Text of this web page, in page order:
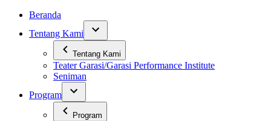
Skip
content
Beranda
Tentang Kami
Tentang Kami
Teater Garasi/Garasi Performance Institute
Seniman
Program
Program